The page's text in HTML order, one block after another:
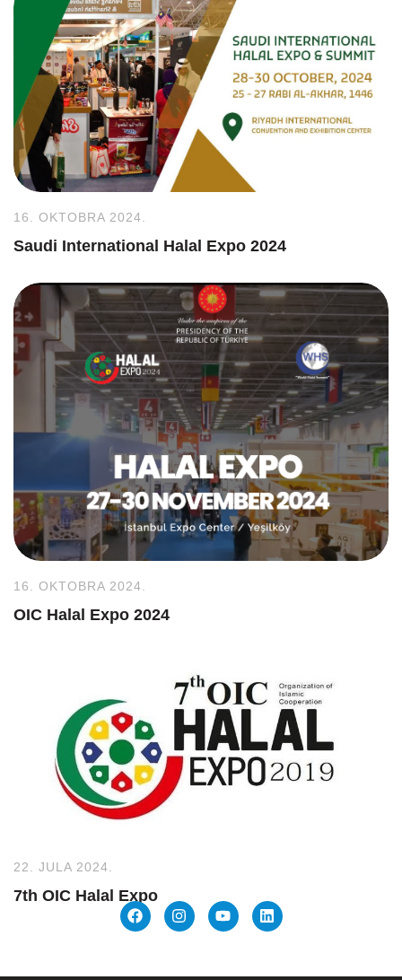
16. OKTOBRA 2024.
Saudi International Halal Expo 2024
16. OKTOBRA 2024.
OIC Halal Expo 2024
22. JULA 2024.
7th OIC Halal Expo